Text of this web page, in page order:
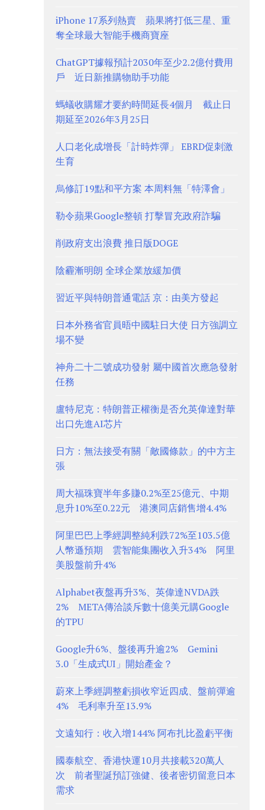
iPhone 17系列熱賣 蘋果將打低三星、重
奪全球最大智能手機商寶座
ChatGPT據報預計2030年至少2.2億付費用
戶 近日新推購物助手功能
螞蟻收購耀才要約時間延長4個月 截止日
期延至2026年3月25日
人口老化成增長「計時炸彈」 EBRD促刺激
生育
烏修訂19點和平方案 本周料無「特澤會」
勒令蘋果Google整頓 打擊冒充政府詐騙
削政府支出浪費 推日版DOGE
陰霾漸明朗 全球企業放緩加價
習近平與特朗普通電話 京：由美方發起
日本外務省官員晤中國駐日大使 日方強調立
場不變
神舟二十二號成功發射 屬中國首次應急發射
任務
盧特尼克：特朗普正權衡是否允英偉達對華
出口先進AI芯片
日方：無法接受有關「敵國條款」的中方主
張
周大福珠寶半年多賺0.2%至25億元、中期
息升10%至0.22元 港澳同店銷售增4.4%
阿里巴巴上季經調整純利跌72%至103.5億
人幣遜預期 雲智能集團收入升34% 阿里
美股盤前升4%
Alphabet夜盤再升3%、英偉達NVDA跌
2% META傳洽談斥數十億美元購Google
的TPU
Google升6%、盤後再升逾2% Gemini
3.0「生成式UI」開始產金？
蔚來上季經調整虧損收窄近四成、盤前彈逾
4% 毛利率升至13.9%
文遠知行：收入增144% 阿布扎比盈虧平衡
國泰航空、香港快運10月共接載320萬人
次 前者聖誕預訂強健、後者密切留意日本
需求